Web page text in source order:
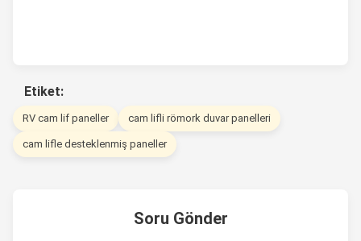
Etiket:
RV cam lif paneller cam lifli römork duvar panelleri
cam lifle desteklenmiş paneller
Soru Gönder